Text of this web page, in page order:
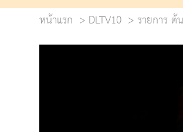
หน้าแรก
DLTV10 รายการ